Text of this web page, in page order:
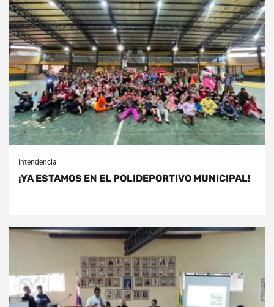
Intendencia
¡YA ESTAMOS EN EL POLIDEPORTIVO MUNICIPAL!